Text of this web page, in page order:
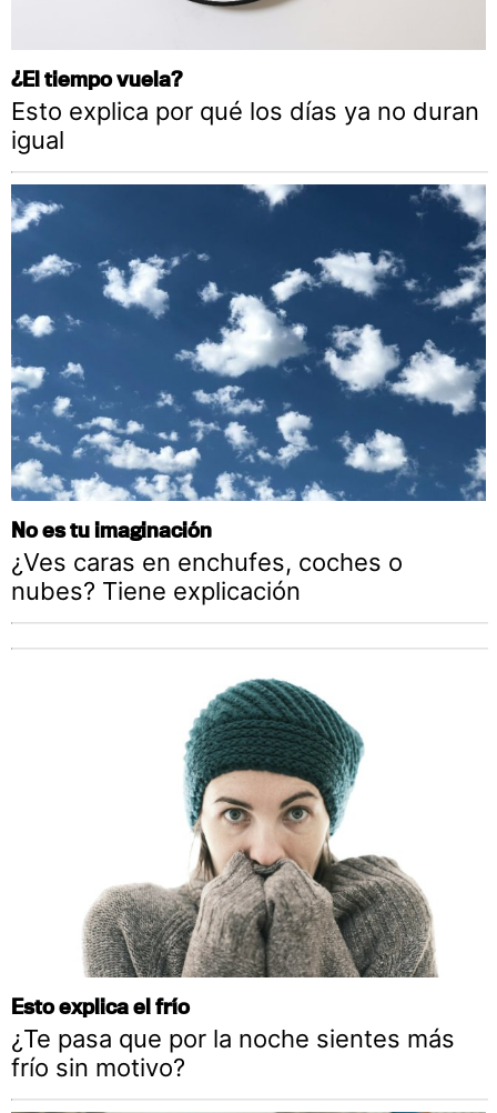
¿El tiempo vuela?
Esto explica por qué los días ya no duran
igual
No es tu imaginación
¿Ves caras en enchufes, coches o
nubes? Tiene explicación
Esto explica el frío
¿Te pasa que por la noche sientes más
frío sin motivo?